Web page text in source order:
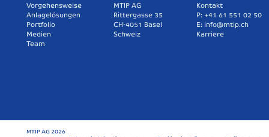
Vorgehensweise
Anlagelösungen
Portfolio
Medien
Team
MTIP AG
Rittergasse 35
CH-4051 Basel
Schweiz
Kontakt
P: +41 61 551 02 50
E: info@mtip.ch
Karriere
MTIP AG 2026